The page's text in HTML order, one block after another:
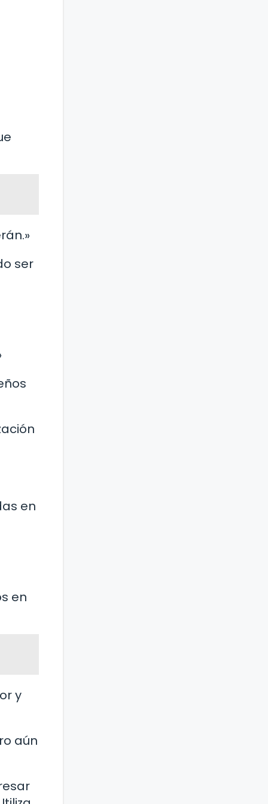
ser
en
en
y
aún